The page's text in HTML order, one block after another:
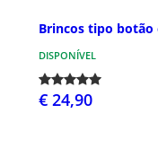
Brincos tipo botão
DISPONÍVEL
€ 24,90